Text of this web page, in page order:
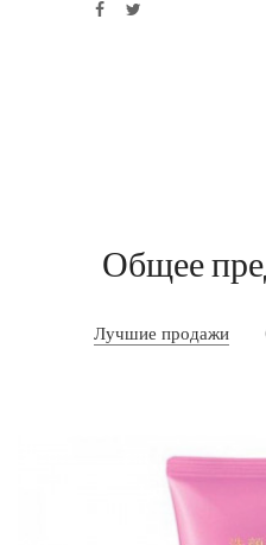
Общее
Лучшие продажи